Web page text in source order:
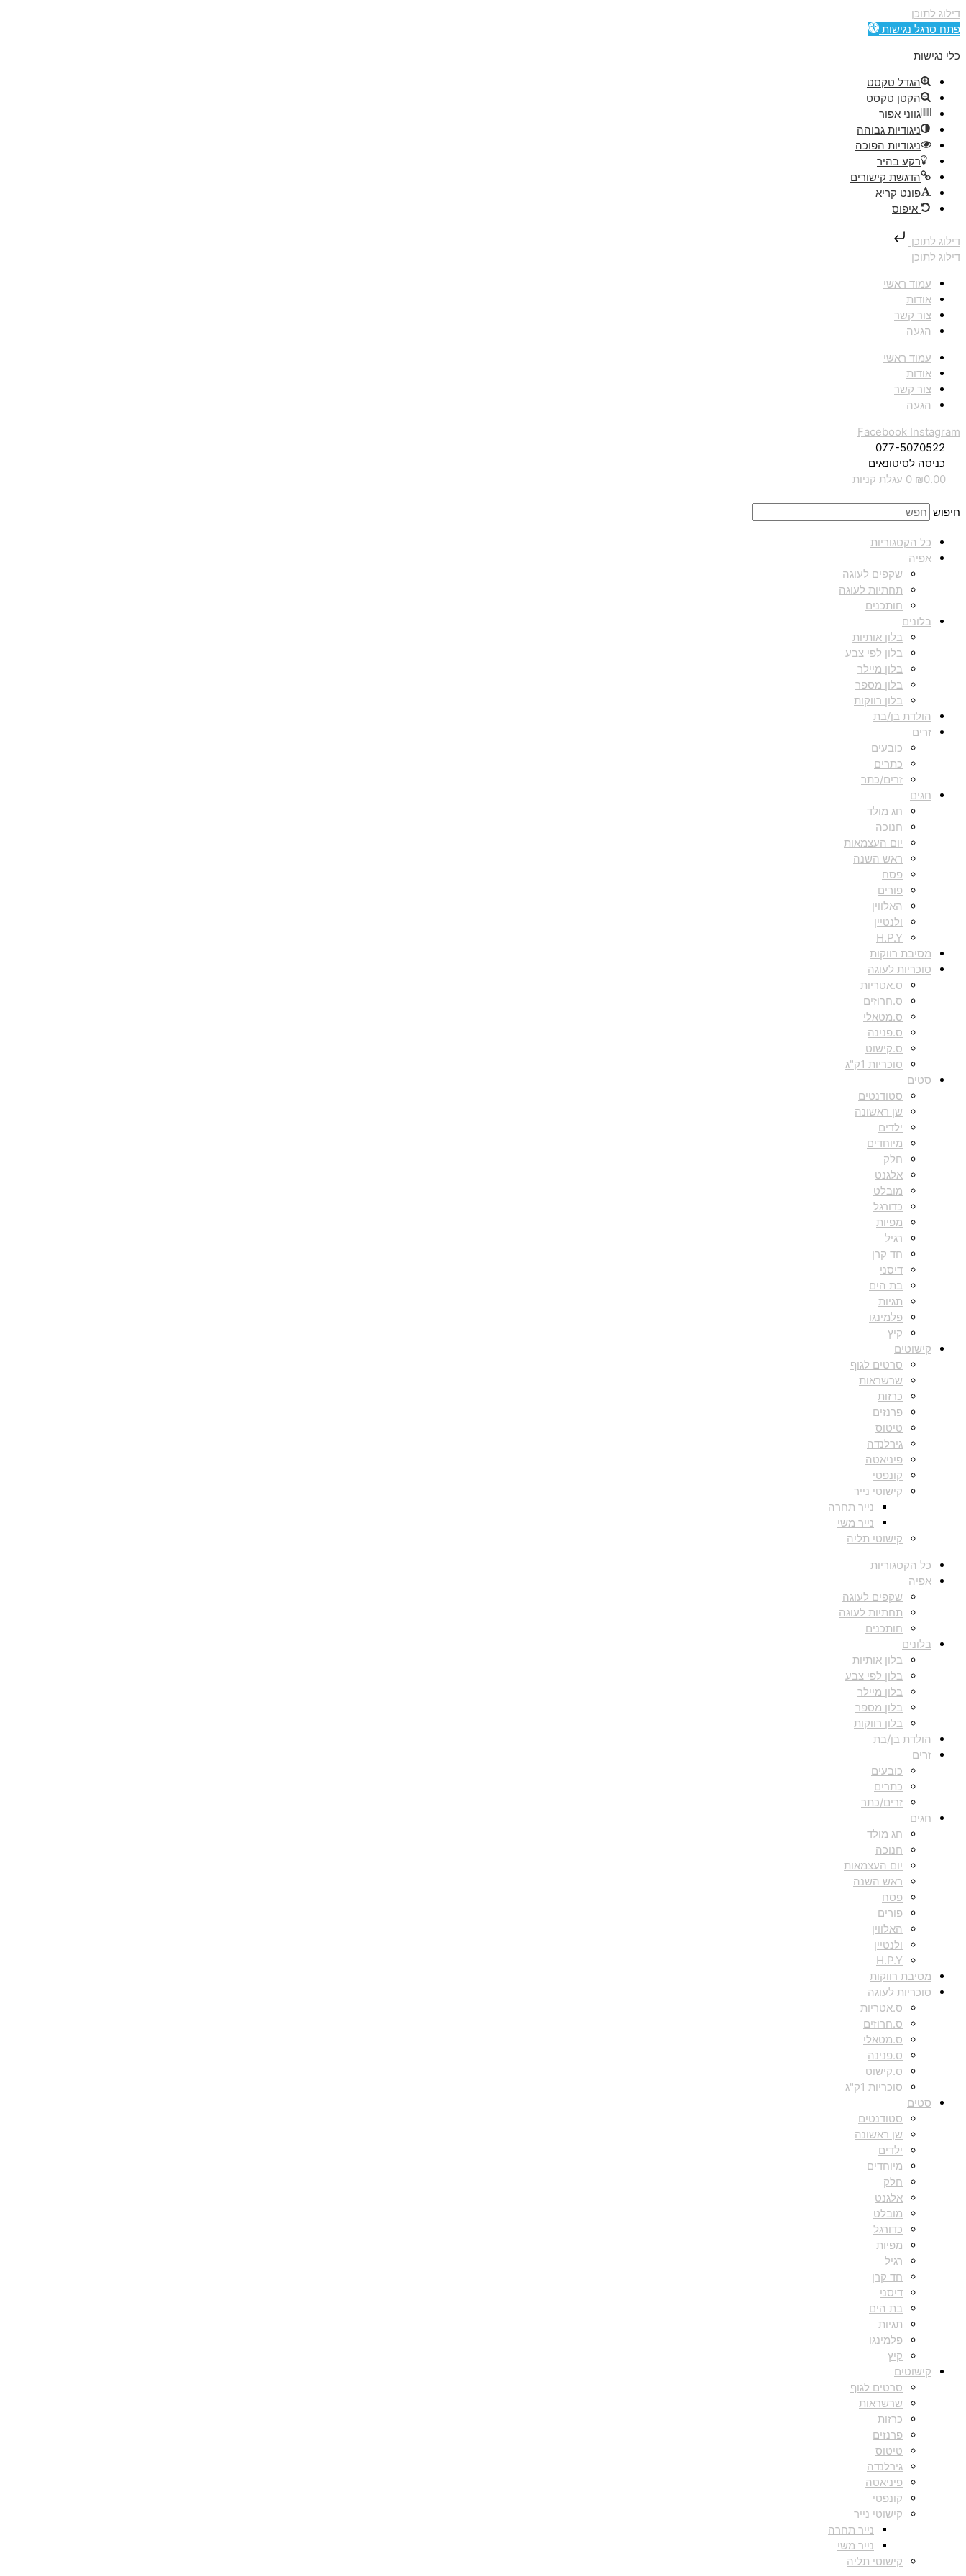
דילוג לתוכן
פתח סרגל נגישות
כלי נגישות
הגדל טקסט
הקטן טקסט
גווני אפור
ניגודיות גבוהה
ניגודיות הפוכה
רקע בהיר
הדגשת קישורים
פונט קריא
איפוס
דילוג לתוכן
דילוג לתוכן
עמוד ראשי
אודות
צור קשר
הגעה
עמוד ראשי
אודות
צור קשר
הגעה
Facebook Instagram
077-5070522
כניסה לסיטונאים
₪0.00
0 עגלת קניות
חיפוש
כל הקטגוריות
אפיה
שקפים לעוגה
תחתיות לעוגה
חותכנים
בלונים
בלון אותיות
בלון לפי צבע
בלון מיילר
בלון מספר
בלון רווקות
הולדת בן/בת
זרים
כובעים
כתרים
זרים/כתר
חגים
חג מולד
חנוכה
יום העצמאות
ראש השנה
פסח
פורים
האלווין
ולנטיין
H.P.Y
מסיבת רווקות
סוכריות לעוגה
ס.אטריות
ס.חרוזים
ס.מטאלי
ס.פנינה
ס.קישוט
סוכריות 1ק"ג
סטים
סטודנטים
שן ראשונה
ילדים
מיוחדים
חלק
אלגנט
מובלט
כדורגל
מפיות
רגיל
חד קרן
דיסני
בת הים
תגיות
פלמינגו
קיץ
קישוטים
סרטים לגוף
שרשראות
כרזות
פרנזים
טיטוס
גירלנדה
פיניאטה
קונפטי
קישוטי נייר
נייר תחרה
נייר משי
קישוטי תליה
כל הקטגוריות
אפיה
שקפים לעוגה
תחתיות לעוגה
חותכנים
בלונים
בלון אותיות
בלון לפי צבע
בלון מיילר
בלון מספר
בלון רווקות
הולדת בן/בת
זרים
כובעים
כתרים
זרים/כתר
חגים
חג מולד
חנוכה
יום העצמאות
ראש השנה
פסח
פורים
האלווין
ולנטיין
H.P.Y
מסיבת רווקות
סוכריות לעוגה
ס.אטריות
ס.חרוזים
ס.מטאלי
ס.פנינה
ס.קישוט
סוכריות 1ק"ג
סטים
סטודנטים
שן ראשונה
ילדים
מיוחדים
חלק
אלגנט
מובלט
כדורגל
מפיות
רגיל
חד קרן
דיסני
בת הים
תגיות
פלמינגו
קיץ
קישוטים
סרטים לגוף
שרשראות
כרזות
פרנזים
טיטוס
גירלנדה
פיניאטה
קונפטי
קישוטי נייר
נייר תחרה
נייר משי
קישוטי תליה